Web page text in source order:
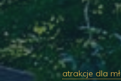
atrakcje dla